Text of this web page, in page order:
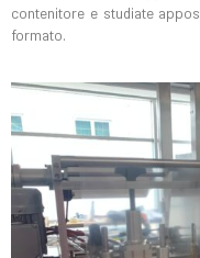
contenitore e studiate
formato.